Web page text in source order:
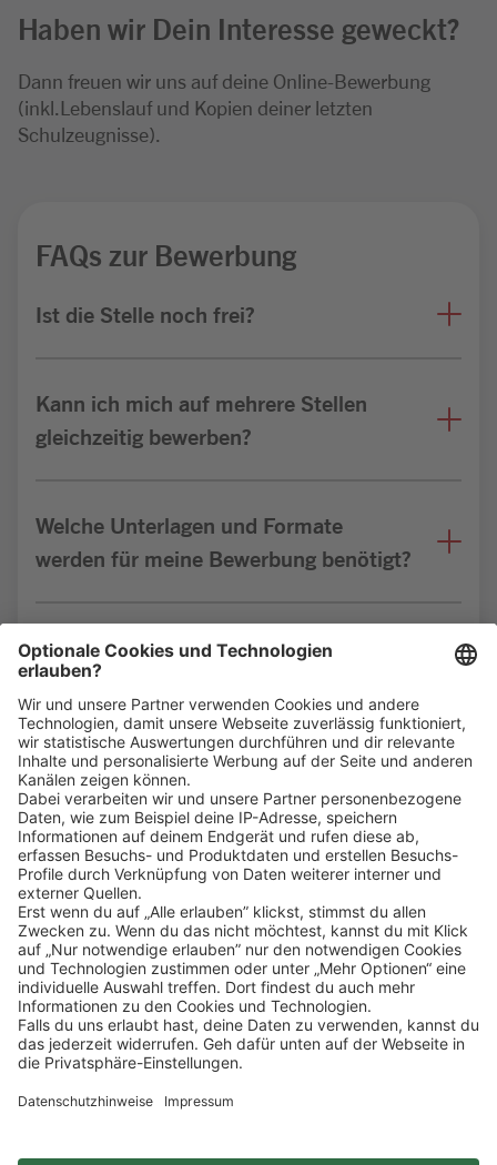
Haben wir Dein Interesse geweckt?
Dann freuen wir uns auf deine Online-Bewerbung
(inkl.Lebenslauf und Kopien deiner letzten
Schulzeugnisse).
FAQs zur Bewerbung
Ist die Stelle noch frei?
Kann ich mich auf mehrere Stellen
gleichzeitig bewerben?
Welche Unterlagen und Formate
werden für meine Bewerbung benötigt?
Bin ich für die Stelle geeignet?
Klickehier, um alle offenen Jobs zu sehen.
Impressum Datenschutz
Privatsphäre-Einstellungen
FAQ
Veranstaltungen
Sitemap